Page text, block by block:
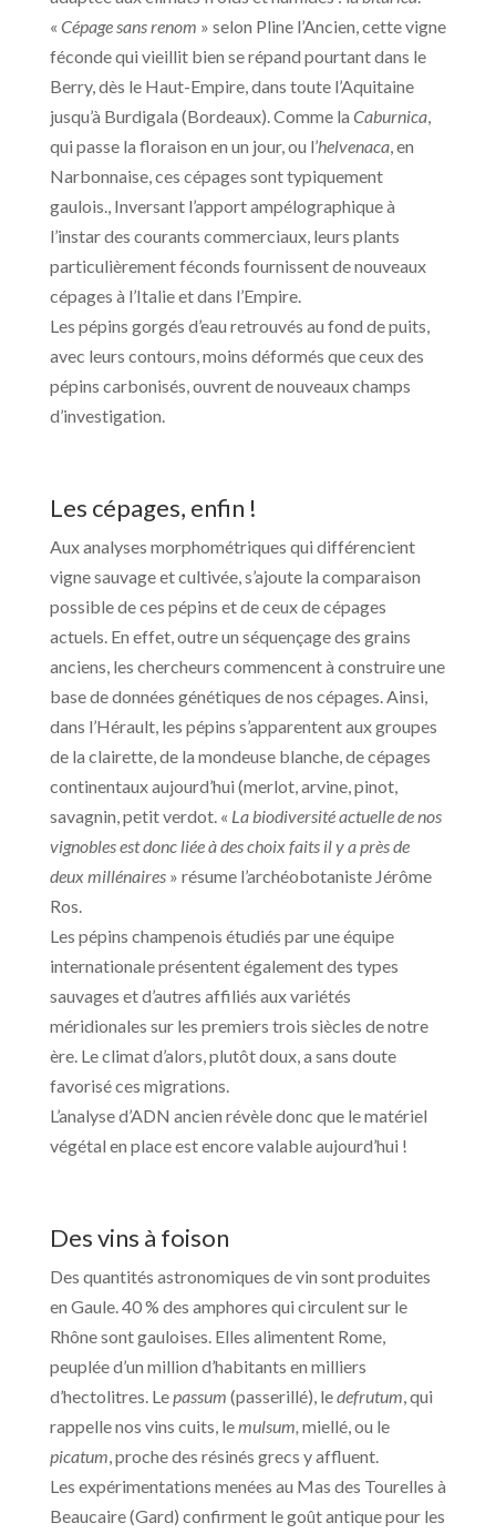
« Cépage sans renom » selon Pline l’Ancien, cette vigne
féconde qui vieillit bien se répand pourtant dans le
Berry, dès le Haut-Empire, dans toute l’Aquitaine
jusqu’à Burdigala (Bordeaux). Comme la Caburnica,
qui passe la floraison en un jour, ou l’helvenaca, en
Narbonnaise, ces cépages sont typiquement
gaulois., Inversant l’apport ampélographique à
l’instar des courants commerciaux, leurs plants
particulièrement féconds fournissent de nouveaux
cépages à l’Italie et dans l’Empire.
Les pépins gorgés d’eau retrouvés au fond de puits,
avec leurs contours, moins déformés que ceux des
pépins carbonisés, ouvrent de nouveaux champs
d’investigation.
Les cépages, enfin !
Aux analyses morphométriques qui différencient
vigne sauvage et cultivée, s’ajoute la comparaison
possible de ces pépins et de ceux de cépages
actuels. En effet, outre un séquençage des grains
anciens, les chercheurs commencent à construire une
base de données génétiques de nos cépages. Ainsi,
dans l’Hérault, les pépins s’apparentent aux groupes
de la clairette, de la mondeuse blanche, de cépages
continentaux aujourd’hui (merlot, arvine, pinot,
savagnin, petit verdot. « La biodiversité actuelle de nos
vignobles est donc liée à des choix faits il y a près de
deux millénaires» résume l’archéobotaniste Jérôme
Ros.
Les pépins champenois étudiés par une équipe
internationale présentent également des types
sauvages et d’autres affiliés aux variétés
méridionales sur les premiers trois siècles de notre
ère. Le climat d’alors, plutôt doux, a sans doute
favorisé ces migrations.
L’analyse d’ADN ancien révèle donc que le matériel
végétal en place est encore valable aujourd’hui !
Des vins à foison
Des quantités astronomiques de vin sont produites
en Gaule. 40 % des amphores qui circulent sur le
Rhône sont gauloises. Elles alimentent Rome,
peuplée d’un million d’habitants en milliers
d’hectolitres. Le passum (passerillé), ledefrutum , qui
rappelle nos vins cuits, le mulsum, miellé, ou le
picatum , proche des résinés grecs y affluent.
Les expérimentations menées au Mas des Tourelles à
Beaucaire (Gard) confirment le goût antique pour les